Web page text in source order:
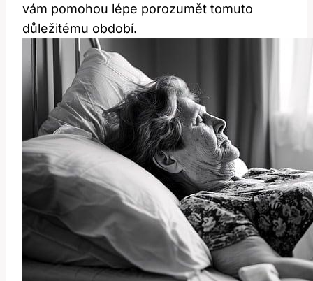
vám pomohou lépe porozumět tomuto
důležitému období.